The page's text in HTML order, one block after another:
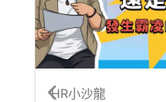
HR小沙龍